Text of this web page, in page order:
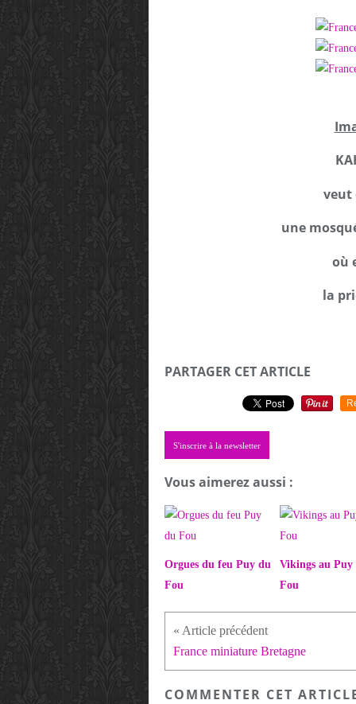
veut
une
où
la
PARTAGER CET ARTICLE
S'inscrire à la newsletter
Vous aimerez aussi :
Orgues du feu Puy du
Fou
Vikings au Puy
Fou
France miniature Bretagne
COMMENTER CET